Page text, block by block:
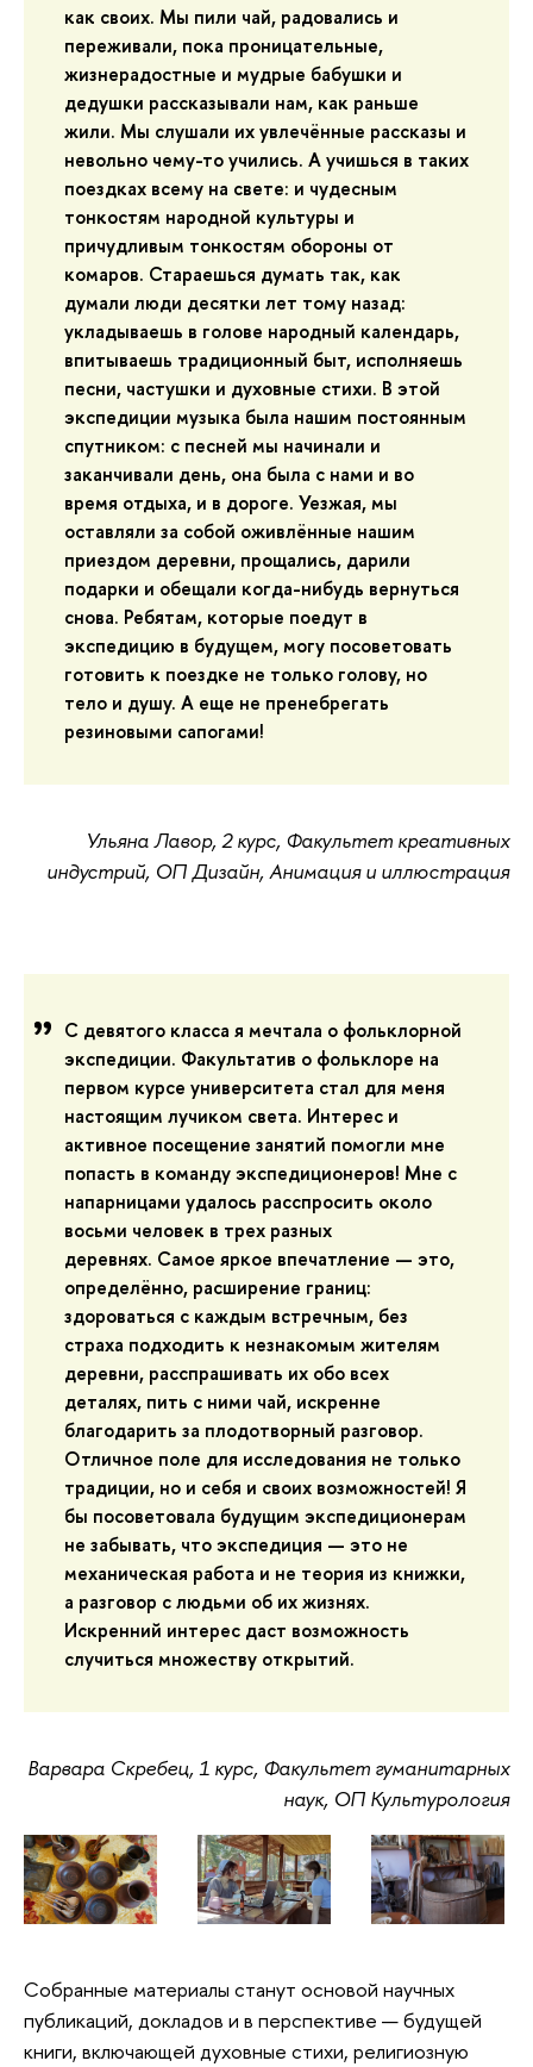
как своих. Мы пили чай, радовались и
переживали, пока проницательные,
жизнерадостные и мудрые бабушки и
дедушки рассказывали нам, как раньше
жили. Мы слушали их увлечённые рассказы и
невольно чему-то учились. А учишься в таких
поездках всему на свете: и чудесным
тонкостям народной культуры и
причудливым тонкостям обороны от
комаров. Стараешься думать так, как
думали люди десятки лет тому назад:
укладываешь в голове народный календарь,
впитываешь традиционный быт, исполняешь
песни, частушки и духовные стихи. В этой
экспедиции музыка была нашим постоянным
спутником: с песней мы начинали и
заканчивали день, она была с нами и во
время отдыха, и в дороге. Уезжая, мы
оставляли за собой оживлённые нашим
приездом деревни, прощались, дарили
подарки и обещали когда-нибудь вернуться
снова. Ребятам, которые поедут в
экспедицию в будущем, могу посоветовать
готовить к поездке не только голову, но
тело и душу. А еще не пренебрегать
резиновыми сапогами!
Ульяна Лавор, 2 курс, Факультет креативных
индустрий, ОП Дизайн, Анимация и иллюстрация
С девятого класса я мечтала о фольклорной
экспедиции. Факультатив о фольклоре на
первом курсе университета стал для меня
настоящим лучиком света. Интерес и
активное посещение занятий помогли мне
попасть в команду экспедиционеров! Мне с
напарницами удалось расспросить около
восьми человек в трех разных
деревнях. Самое яркое впечатление — это,
определённо, расширение границ:
здороваться с каждым встречным, без
страха подходить к незнакомым жителям
деревни, расспрашивать их обо всех
деталях, пить с ними чай, искренне
благодарить за плодотворный разговор.
Отличное поле для исследования не только
традиции, но и себя и своих возможностей! Я
бы посоветовала будущим экспедиционерам
не забывать, что экспедиция — это не
механическая работа и не теория из книжки,
а разговор с людьми об их жизнях.
Искренний интерес даст возможность
случиться множеству открытий.
Варвара Скребец, 1 курс, Факультет гуманитарных
наук, ОП Культурология
Собранные материалы станут основой научных
публикаций, докладов и в перспективе — будущей
книги, включающей духовные стихи, религиозную